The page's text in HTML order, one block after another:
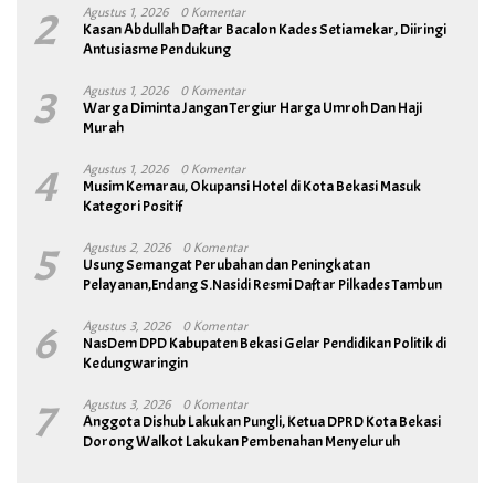
2 Agustus 1, 2026 0 Komentar
Kasan Abdullah Daftar Bacalon Kades Setiamekar, Diiringi
Antusiasme Pendukung
3 Agustus 1, 2026 0 Komentar
Warga Diminta Jangan Tergiur Harga Umroh Dan Haji
Murah
4 Agustus 1, 2026 0 Komentar
Musim Kemarau, Okupansi Hotel di Kota Bekasi Masuk
Kategori Positif
5 Agustus 2, 2026 0 Komentar
Usung Semangat Perubahan dan Peningkatan
Pelayanan,Endang S.Nasidi Resmi Daftar Pilkades Tambun
6 Agustus 3, 2026 0 Komentar
NasDem DPD Kabupaten Bekasi Gelar Pendidikan Politik di
Kedungwaringin
7 Agustus 3, 2026 0 Komentar
Anggota Dishub Lakukan Pungli, Ketua DPRD Kota Bekasi
Dorong Walkot Lakukan Pembenahan Menyeluruh